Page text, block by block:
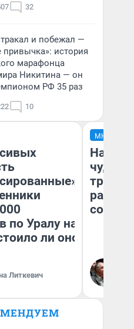
32
и побежал —
привычка»: история
марафонца
Никитина — он
РФ 35 раз
10
по Уралу на
ли оно
Литкевич
МНЕНИЕ
чудом